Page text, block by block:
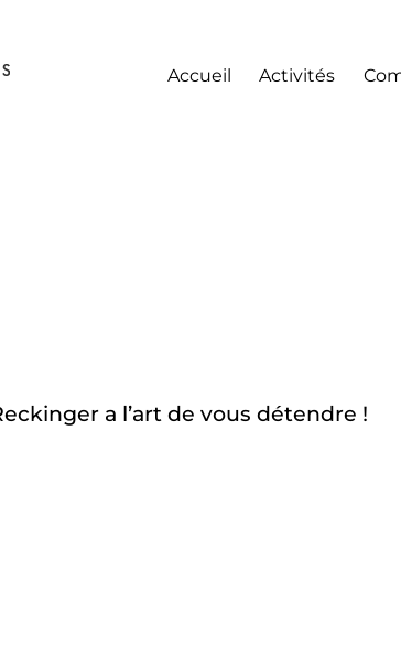
Accueil Activités
a l’art de vous détendre !